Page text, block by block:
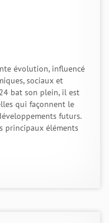
évolution, influencé
sociaux et
bat son plein, il est
qui façonnent le
futurs.
principaux éléments